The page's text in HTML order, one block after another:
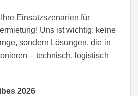
Einsatzszenarien für
Uns ist wichtig: keine
sondern Lösungen, die in
– technisch, logistisch
2026